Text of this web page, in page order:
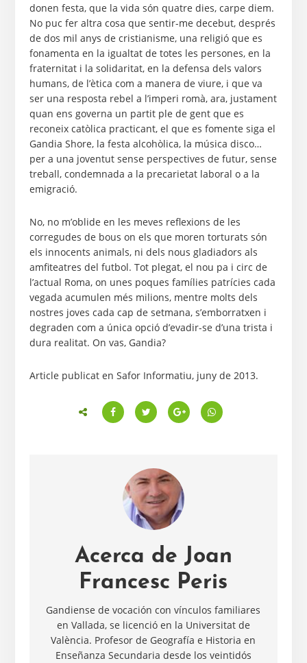
donen festa, que la vida són quatre dies, carpe diem.
No puc fer altra cosa que sentir-me decebut, després
de dos mil anys de cristianisme, una religió que es
fonamenta en la igualtat de totes les persones, en la
fraternitat i la solidaritat, en la defensa dels valors
humans, de l’ètica com a manera de viure, i que va
ser una resposta rebel a l’imperi romà, ara, justament
quan ens governa un partit ple de gent que es
reconeix catòlica practicant, el que es fomente siga el
Gandia Shore, la festa alcohòlica, la música disco…
per a una joventut sense perspectives de futur, sense
treball, condemnada a la precarietat laboral o a la
emigració.
No, no m’oblide en les meves reflexions de les
corregudes de bous on els que moren torturats són
els innocents animals, ni dels nous gladiadors als
amfiteatres del futbol. Tot plegat, el nou pa i circ de
l’actual Roma, on unes poques famílies patrícies cada
vegada acumulen més milions, mentre molts dels
nostres joves cada cap de setmana, s’emborratxen i
degraden com a única opció d’evadir-se d’una trista i
dura realitat. On vas, Gandia?
Article publicat en Safor Informatiu, juny de 2013.
Acerca de Joan
Francesc Peris
Gandiense de vocación con vínculos familiares
en Vallada, se licenció en la Universitat de
València. Profesor de Geografía e Historia en
Enseñanza Secundaria desde los veintidós